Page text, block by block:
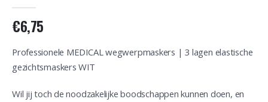
€6,75
Professionele MEDICAL wegwerpmaskers | 3 lagen elastische
gezichtsmaskers WIT
Wil jij toch de noodzakelijke boodschappen kunnen doen, en